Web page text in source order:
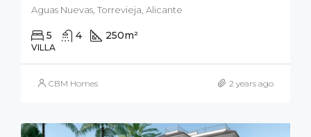
Aguas Nuevas, Torrevieja, Alicante
5 4 250m²
VILLA
CBM Homes 2 years ago